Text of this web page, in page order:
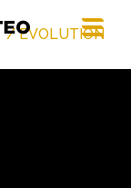
/ EVOLUTION